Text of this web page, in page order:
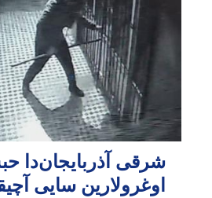
شرقی آذربایجان‌دا
اوغرولارین سایی